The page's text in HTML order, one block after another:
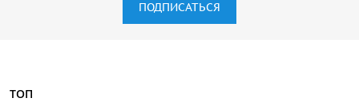
ПОДПИСАТЬСЯ
ТОП